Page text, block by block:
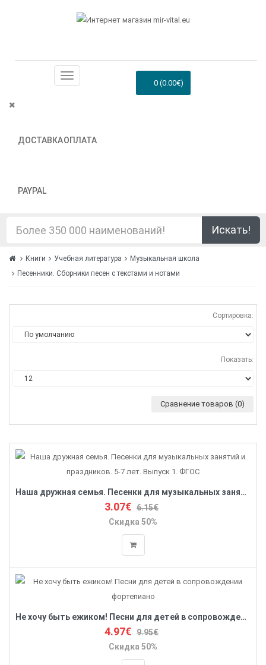
ДОСТАВКАОПЛАТА
PAYPAL
0 (0.00€)
Искать!
Книги Учебная литература
Музыкальная школа
Песенники. Сборники песен с текстами и нотами
Сортировка:
Показать:
Сравнение товаров (0)
Наша дружная семья. Песенки для музыкальных занятий и праздников. 5-7 лет. Выпуск 1. ФГОС
3.07€ 6.15€
Скидка 50%
Не хочу быть ежиком! Песни для детей в сопровождении фортепиано
4.97€ 9.95€
Скидка 50%